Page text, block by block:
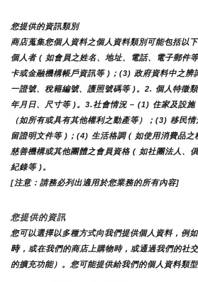
您提供的資訊類別
商店蒐集您個人資料之個人資料類別可能包括以
個人者 ( 如會員之姓名、地址、電話、電子郵件
卡或金融機構帳戶資訊等 )；(3) 政府資料中之辨
一證號、稅籍編號、護照號碼等 )。2. 個人特徵
年月日、尺寸等 )。3.社會情況 – (1) 住家及設
（如所有或具有其他權利之動產等）；(3) 移民
留證明文件等 )；(4) 生活格調 ( 如使用消費品之
慈善機構或其他團體之會員資格 ( 如社團法人、
紀錄等 )。
[注意：請務必列出適用於您業務的所有內容]
您提供的資訊
您可以選擇以多種方式向我們提供個人資料，例
時，或在我們的商店上購物時，或通過我們的社
的擴充功能）。您可能提供給我們的個人資料類